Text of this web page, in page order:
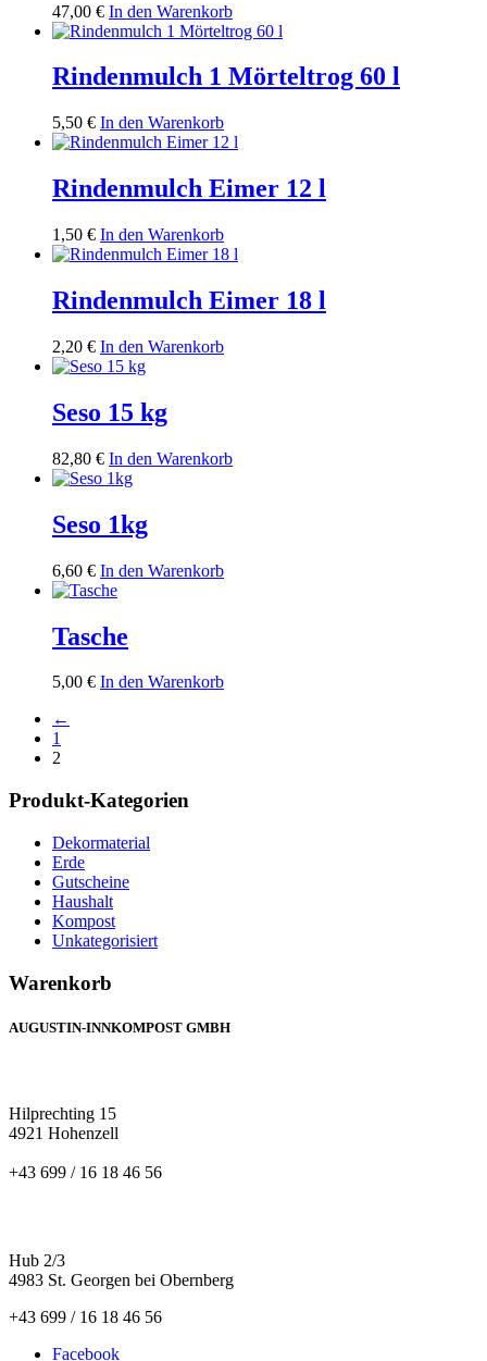
47,00 € In den Warenkorb
Rindenmulch 1 Mörteltrog 60 l
5,50 € In den Warenkorb
Rindenmulch Eimer 12 l
1,50 € In den Warenkorb
Rindenmulch Eimer 18 l
2,20 € In den Warenkorb
Seso 15 kg
82,80 € In den Warenkorb
Seso 1kg
6,60 € In den Warenkorb
Tasche
5,00 € In den Warenkorb
←
1
2
Produkt-Kategorien
Dekormaterial
Erde
Gutscheine
Haushalt
Kompost
Unkategorisiert
Warenkorb
AUGUSTIN-INNKOMPOST GMBH
Hilprechting 15
4921 Hohenzell
+43 699 / 16 18 46 56
Hub 2/3
4983 St. Georgen bei Obernberg
+43 699 / 16 18 46 56
Facebook